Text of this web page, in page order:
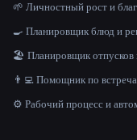
🌱 Личностный рост и
🍳 Планировщик блюд и
🏖 Планировщик отпусков
👨‍💻 Помощник по
⚙️ Рабочий процесс и